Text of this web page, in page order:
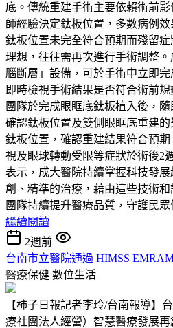
底。傳統重建手術主要依賴術前
師經驗決定鈦板位置，多數病例
鈦板位置未完全符合預期而殘留
理想，往往需再次進行手術調整
腦斷層」設備，可於手術中立即
即時檢視手術結果是否符合術前
團隊於完成眼眶底鈦板植入後，
確認鈦板位置及雙側眼眶底重建
鈦板位置，確認重建結果符合預
視及眼球轉動受限等症狀於術後2
表示，成大醫院持續掌握科技發
創、精準的治療，藉由這些技術
團隊持續提升醫療品質，守護民眾
繼續閱讀
2週前
台南市立醫院通過 HIMSS
醫療保健 數位生活
【柿子日報記者李玲/台南報導】
療社團法人經營）智慧醫療發展